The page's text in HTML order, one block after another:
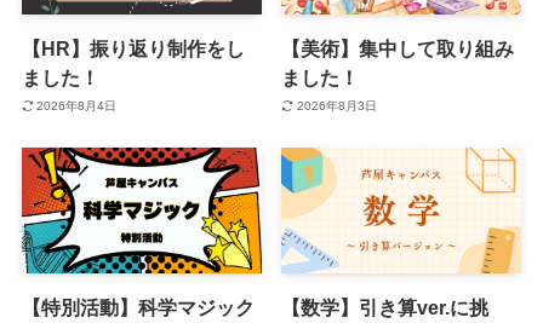
【HR】振り返り制作をし
ました！
2026年8月4日
【美術】集中して取り組み
ました！
2026年8月3日
【特別活動】科学マジック 【数学】引き算ver.に挑